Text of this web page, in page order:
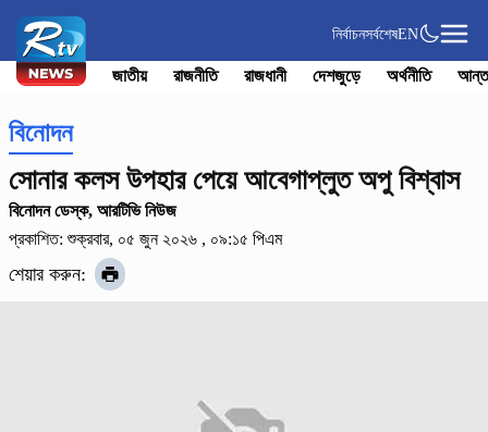
নির্বাচনসর্বশেষEN
জাতীয় রাজনীতি রাজধানী দেশজুড়ে অর্থনীতি
বিনোদন
সোনার কলস উপহার পেয়ে আবেগাপ্লুত অপু বিশ্বাস
বিনোদন ডেস্ক, আরটিভি নিউজ
প্রকাশিত: শুক্রবার, ০৫ জুন ২০২৬ , ০৯:১৫ পিএম
শেয়ার করুন: